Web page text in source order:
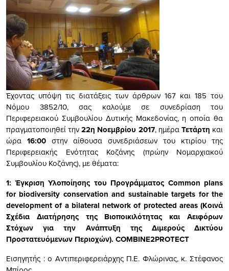
Έχοντας υπόψη τις διατάξεις των άρθρων 167 και 185 του
Νόμου 3852/10, σας καλούμε σε συνεδρίαση του
Περιφερειακού Συμβουλίου Δυτικής Μακεδονίας, η οποία θα
πραγματοποιηθεί την22η Nοεμβρίου 2017, ημέραΤετάρτη και
ώρα 16:00 στην αίθουσα συνεδριάσεων του κτιρίου της
Περιφερειακής Ενότητας Κοζάνης (πρώην Νομαρχιακού
Συμβουλίου Κοζάνης), με θέματα:
1: Έγκριση Υλοποίησης του Προγράμματος Common plans
for biodiversity conservation and sustainable targets for the
development of a bilateral network of protected areas (Κοινά
Σχέδια Διατήρησης της Βιοποικιλότητας και Αειφόρων
Στόχων για την Ανάπτυξη της Διμερούς Δικτύου
Προστατευόμενων Περιοχών). COMBINE2PROTECT
Εισηγητής : ο Αντιπεριφερειάρχης Π.Ε. Φλώρινας, κ. Στέφανος